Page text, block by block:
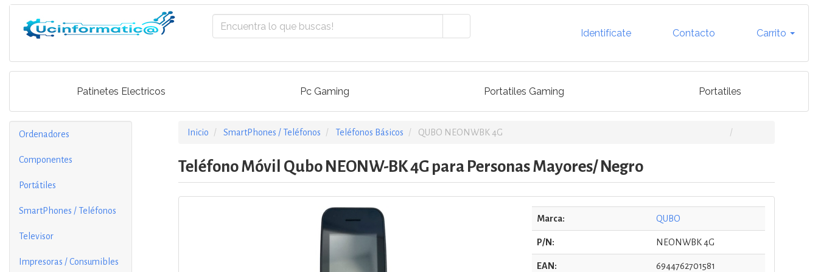
Identifícate Contacto Carrito
Patinetes Electricos Pc Gaming Portatiles Gaming Portatiles
Ordenadores
Componentes
Portátiles
SmartPhones / Teléfonos
Televisor
Impresoras / Consumibles
Inicio SmartPhones / Teléfonos Teléfonos Básicos QUBO NEONWBK 4G
Teléfono Móvil Qubo NEONW-BK 4G para Personas Mayores/ Negro
Marca: QUBO
P/N: NEONWBK 4G
EAN: 6944762701581